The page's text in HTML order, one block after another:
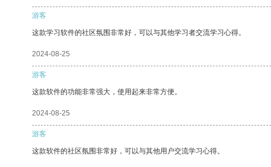
游客
这款学习软件的社区氛围非常好，可以与其他学习者交流学习心得。
2024-08-25
游客
这款软件的功能非常强大，使用起来非常方便。
2024-08-25
游客
这款软件的社区氛围非常好，可以与其他用户交流学习心得。